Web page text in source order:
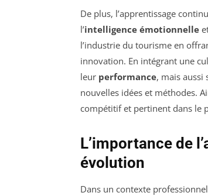
De plus, l’apprentissage
l’intelligence émotionnelle
l’industrie du tourisme en
innovation. En intégrant une
leur performance, mais aussi
nouvelles idées et méthodes.
compétitif et pertinent dans le
L’importance de
évolution
Dans un contexte